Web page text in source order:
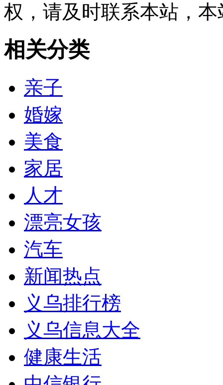
权，请及时联系本站，
相关分类
亲子
婚嫁
美食
家居
人才
漂亮女孩
汽车
新闻热点
义乌排行榜
义乌信息大全
健康生活